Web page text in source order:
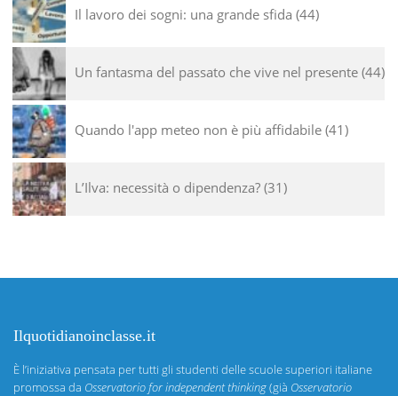
Il lavoro dei sogni: una grande sfida 44
Un fantasma del passato che vive nel presente 44
Quando l'app meteo non è più affidabile 41
L’Ilva: necessità o dipendenza? 31
Ilquotidianoinclasse.it
È l’iniziativa pensata per tutti gli studenti delle scuole superiori italiane
promossa da Osservatorio for independent thinking(già Osservatorio